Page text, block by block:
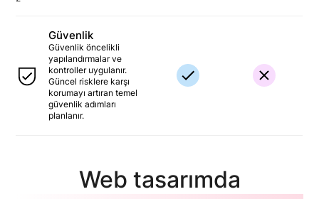
Güvenlik
Güvenlik öncelikli
yapılandırmalar ve
kontroller uygulanır.
Güncel risklere karşı
korumayı artıran temel
güvenlik adımları
planlanır.
Web tasarımda